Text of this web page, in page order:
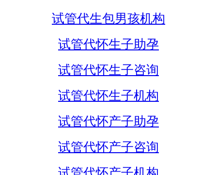
试管代生包男孩机构
试管代怀生子助孕
试管代怀生子咨询
试管代怀生子机构
试管代怀产子助孕
试管代怀产子咨询